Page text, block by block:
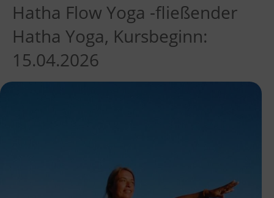
Hatha Flow Yoga -fließender
Hatha Yoga, Kursbeginn:
15.04.2026